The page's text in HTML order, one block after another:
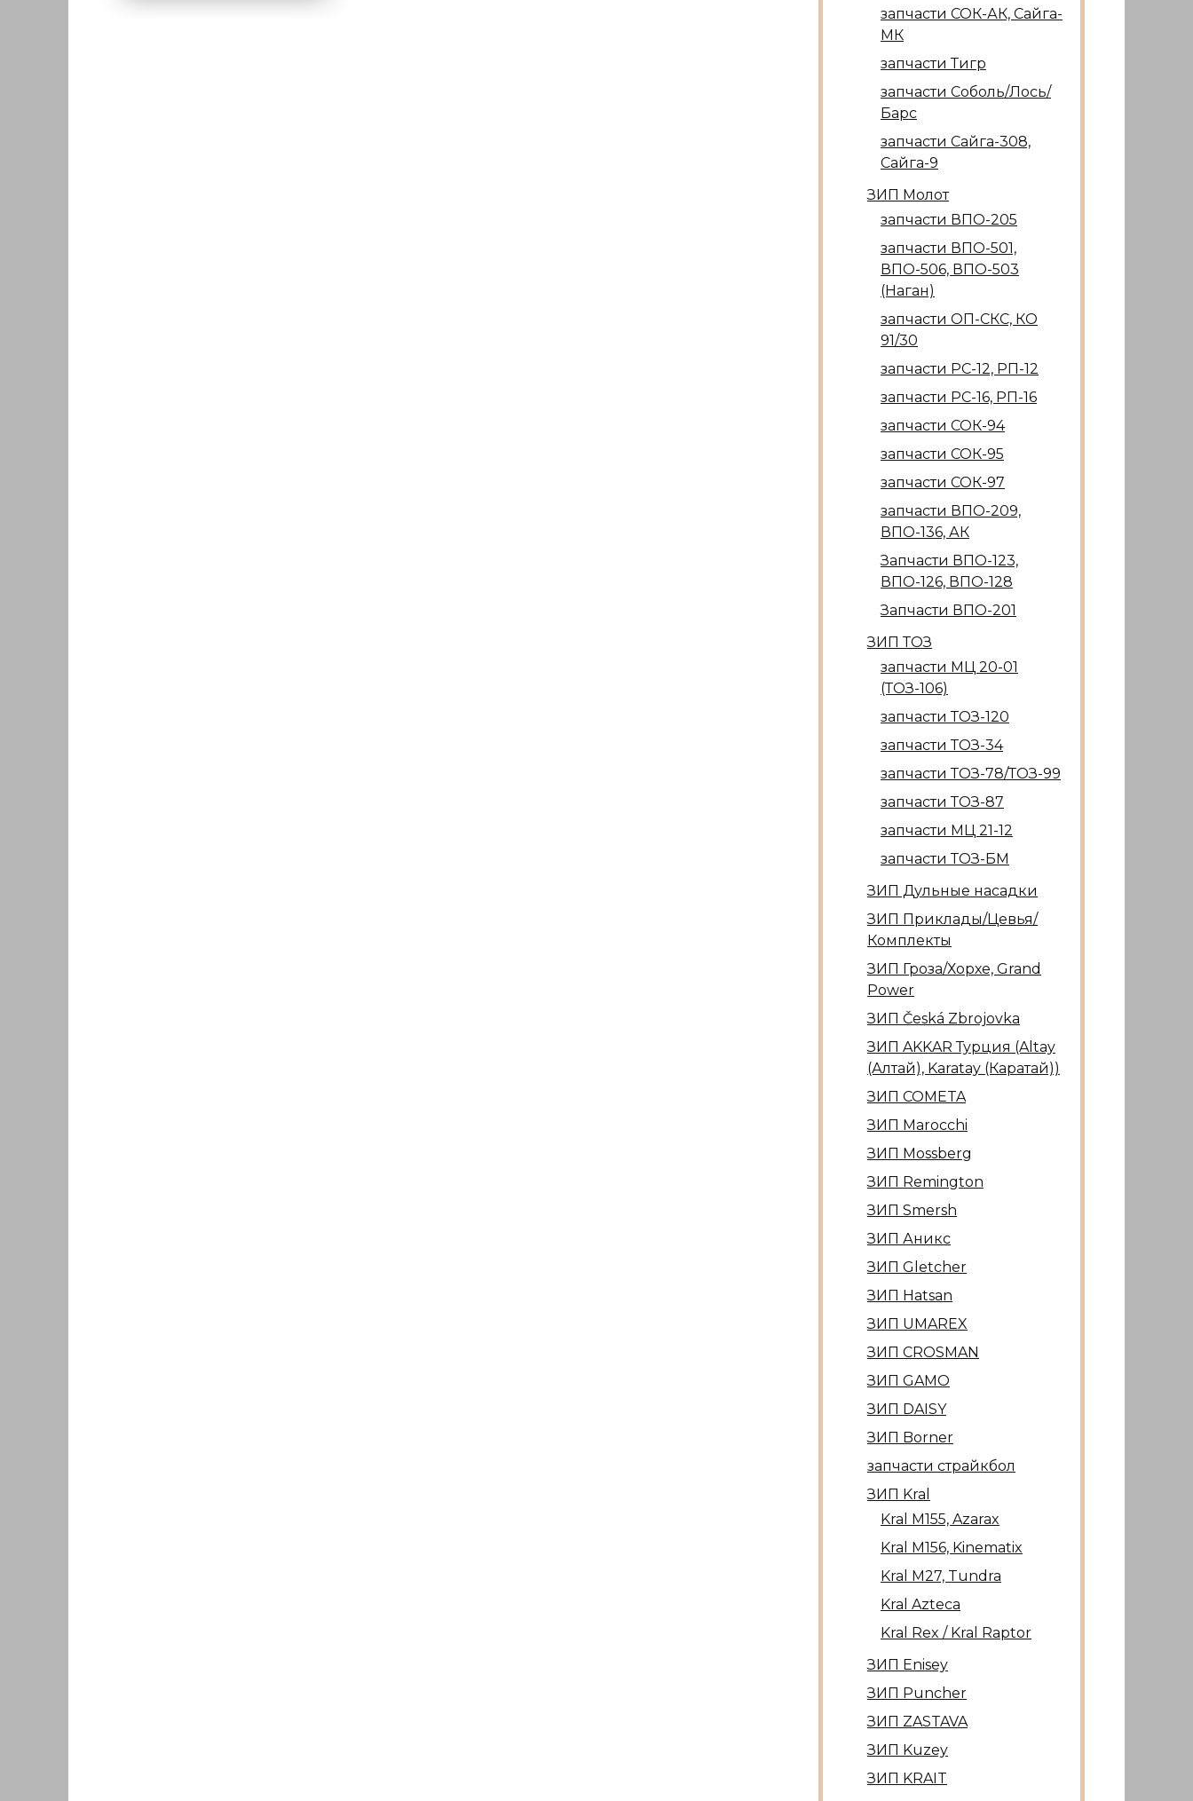
запчасти СОК-АК, Сайга-
МК
запчасти Тигр
запчасти Соболь/Лось/
Барс
запчасти Сайга-308,
Сайга-9
ЗИП Молот
запчасти ВПО-205
запчасти ВПО-501,
ВПО-506, ВПО-503
(Наган)
запчасти ОП-СКС, КО
91/30
запчасти РС-12, РП-12
запчасти РС-16, РП-16
запчасти СОК-94
запчасти СОК-95
запчасти СОК-97
запчасти ВПО-209,
ВПО-136, АК
Запчасти ВПО-123,
ВПО-126, ВПО-128
Запчасти ВПО-201
ЗИП ТОЗ
запчасти МЦ 20-01
(ТОЗ-106)
запчасти ТОЗ-120
запчасти ТОЗ-34
запчасти ТОЗ-78/ТОЗ-99
запчасти ТОЗ-87
запчасти МЦ 21-12
запчасти ТОЗ-БМ
ЗИП Дульные насадки
ЗИП Приклады/Цевья/
Комплекты
ЗИП Гроза/Хорхе, Grand
Power
ЗИП Česká Zbrojovka
ЗИП AKKAR Турция (Altay
(Алтай), Karatay (Каратай))
ЗИП COMETA
ЗИП Marocсhi
ЗИП Mossberg
ЗИП Remington
ЗИП Smersh
ЗИП Аникс
ЗИП Gletcher
ЗИП Hatsan
ЗИП UMAREX
ЗИП CROSMAN
ЗИП GAMO
ЗИП DAISY
ЗИП Borner
запчасти страйкбол
ЗИП Kral
Kral М155, Azarax
Kral М156, Kinematix
Kral М27, Tundra
Kral Azteca
Kral Rex / Kral Raptor
ЗИП Enisey
ЗИП Puncher
ЗИП ZASTAVA
ЗИП Kuzey
ЗИП KRAIT